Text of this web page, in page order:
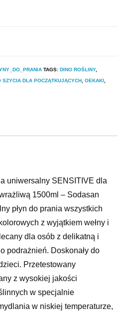
TAGS: DINO ROŚLINY,
DLA POCZĄTKUJĄCYCH OEKAKI
uniwersalny SENSITIVE dla
1500ml – Sodasan
płyn do prania wszystkich
z wyjątkiem wełny i
dla osób z delikatną i
podrażnień. Doskonały do
Przetestowany
z wysokiej jakości
w specjalnie
w niskiej temperaturze,